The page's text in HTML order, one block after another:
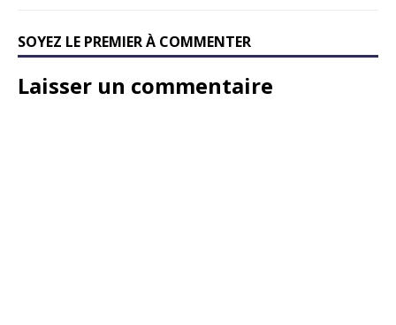
SOYEZ LE PREMIER À COMMENTER
Laisser un commentaire